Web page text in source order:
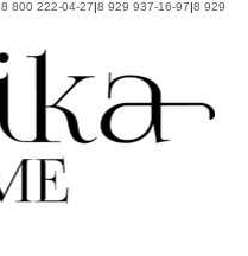
8 800 222-04-27|8 929 937-16-97|8 929